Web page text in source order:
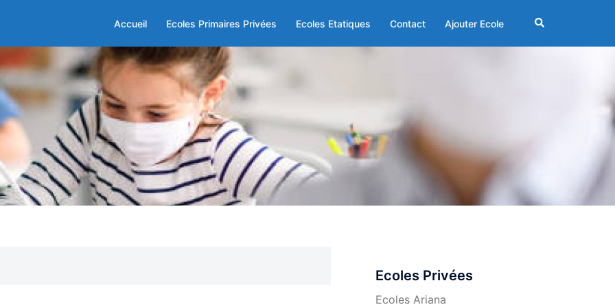
Accueil Ecoles Primaires Privées Ecoles Etatiques Contact Ajouter Ecole Rechercher
Ecoles Privées
Ecoles Ariana